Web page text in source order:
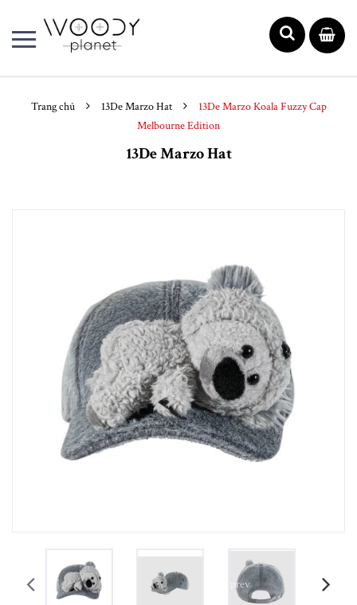
Trang chủ 13De Marzo Hat
13De Marzo Koala Fuzzy Cap
Melbourne Edition
13De Marzo Hat
prev